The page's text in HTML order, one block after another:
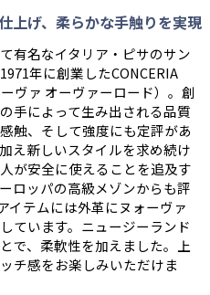
上げ、柔らかな手触りを実現
有名なイタリア・ピサのサン
年に創業したCONCERIA
ーヴァ オーヴァーロード）。創
手によって生み出される品質
触、そして強度にも定評があ
え新しいスタイルを求め続け
が安全に使えることを追及す
ロッパの高級メゾンからも評
イテムには外革にヌォーヴァ
ています。ニュージーランド
で、柔軟性を加えました。上
チ感をお楽しみいただけま